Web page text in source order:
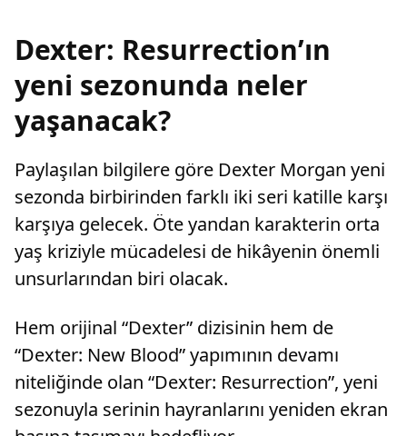
Dexter: Resurrection’ın
yeni sezonunda neler
yaşanacak?
Paylaşılan bilgilere göre Dexter Morgan yeni
sezonda birbirinden farklı iki seri katille karşı
karşıya gelecek. Öte yandan karakterin orta
yaş kriziyle mücadelesi de hikâyenin önemli
unsurlarından biri olacak.
Hem orijinal “Dexter” dizisinin hem de
“Dexter: New Blood” yapımının devamı
niteliğinde olan “Dexter: Resurrection”, yeni
sezonuyla serinin hayranlarını yeniden ekran